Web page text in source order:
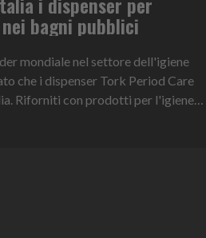
bagni pubblici
mondiale nel settore dell'igiene
che i dispenser Tork Period Care
Riforniti con prodotti per l'igiene